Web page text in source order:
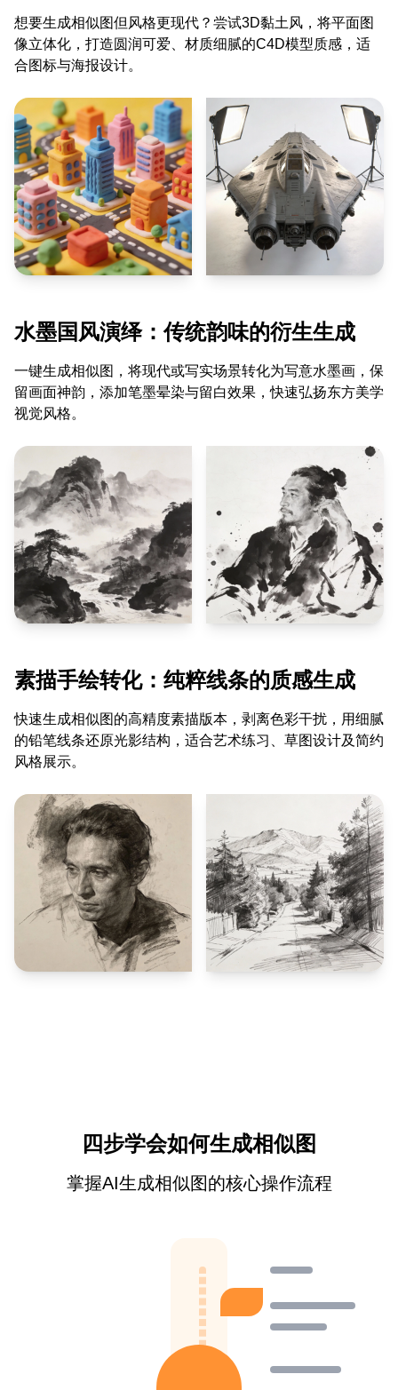
想要生成相似图但风格更现代？尝试3D黏土风，将平面图
像立体化，打造圆润可爱、材质细腻的C4D模型质感，适
合图标与海报设计。
水墨国风演绎：传统韵味的衍生生成
一键生成相似图，将现代或写实场景转化为写意水墨画，保
留画面神韵，添加笔墨晕染与留白效果，快速弘扬东方美学
视觉风格。
素描手绘转化：纯粹线条的质感生成
快速生成相似图的高精度素描版本，剥离色彩干扰，用细腻
的铅笔线条还原光影结构，适合艺术练习、草图设计及简约
风格展示。
四步学会如何生成相似图
掌握AI生成相似图的核心操作流程